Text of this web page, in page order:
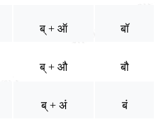
ब् + ऑ बॉ
ब् + औ बौ
ब् + अं बं